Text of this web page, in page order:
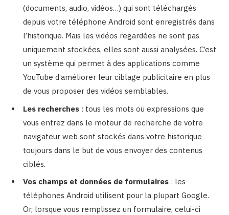
(documents, audio, vidéos…) qui sont téléchargés
depuis votre téléphone Android sont enregistrés dans
l’historique. Mais les vidéos regardées ne sont pas
uniquement stockées, elles sont aussi analysées. C’est
un système qui permet à des applications comme
YouTube d’améliorer leur ciblage publicitaire en plus
de vous proposer des vidéos semblables.
Les recherches : tous les mots ou expressions que
vous entrez dans le moteur de recherche de votre
navigateur web sont stockés dans votre historique
toujours dans le but de vous envoyer des contenus
ciblés.
Vos champs et données de formulaires : les
téléphones Android utilisent pour la plupart Google.
Or, lorsque vous remplissez un formulaire, celui-ci